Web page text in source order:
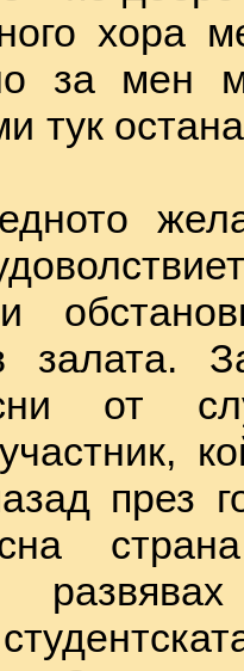
хора
за мен
тук
залата.
от
през